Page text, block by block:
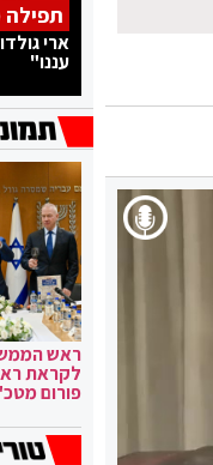
ארי
עננו"
ראש
לקראת
פורום